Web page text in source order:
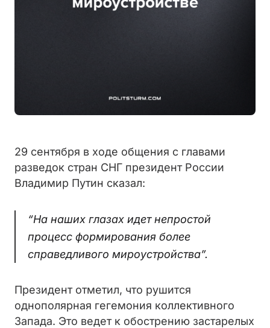
29 сентября в ходе общения с главами
разведок стран СНГ президент России
Владимир Путин сказал:
“На наших глазах идет непростой
процесс формирования более
справедливого мироустройства”.
Президент отметил, что рушится
однополярная гегемония коллективного
Запада. Это ведет к обострению застарелых